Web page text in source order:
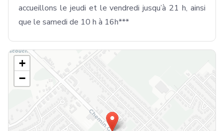
accueillons le jeudi et le vendredi jusqu’à 21 h, ainsi
que le samedi de 10 h à 16h***
+
−